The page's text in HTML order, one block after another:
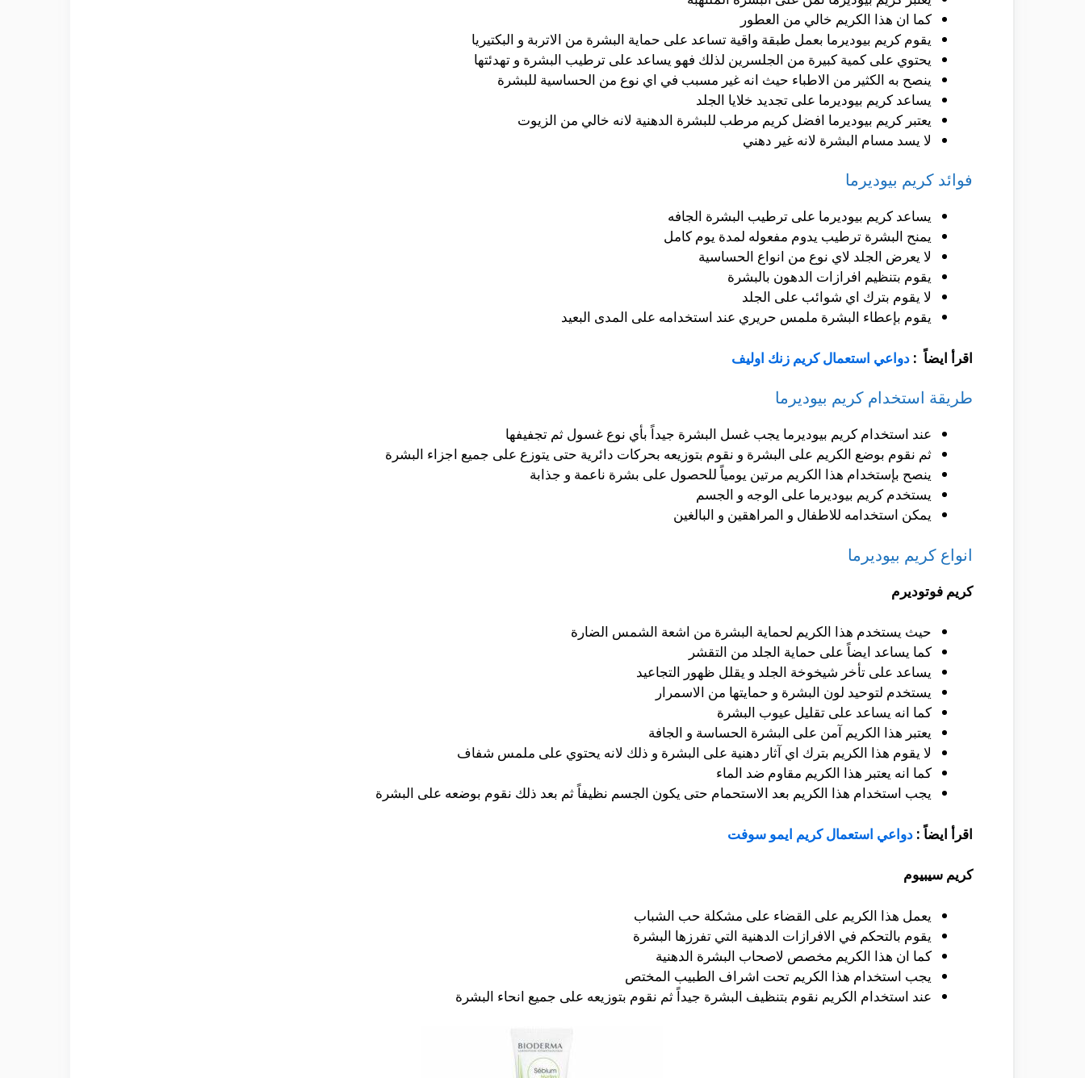
كما ان هذا الكريم خالي من العطور
يقوم كريم بيوديرما بعمل طبقة واقية تساعد على حماية البشرة من الاتربة و البكتيريا
يحتوي على كمية كبيرة من الجلسرين لذلك فهو يساعد على ترطيب البشرة و تهدئتها
ينصح به الكثير من الاطباء حيث انه غير مسبب في اي نوع من الحساسية للبشرة
يساعد كريم بيوديرما على تجديد خلايا الجلد
يعتبر كريم بيوديرما افضل كريم مرطب للبشرة الدهنية لانه خالي من الزيوت
لا يسد مسام البشرة لانه غير دهني
فوائد كريم بيوديرما
يساعد كريم بيوديرما على ترطيب البشرة الجافه
يمنح البشرة ترطيب يدوم مفعوله لمدة يوم كامل
لا يعرض الجلد لاي نوع من انواع الحساسية
يقوم بتنظيم افرازات الدهون بالبشرة
لا يقوم بترك اي شوائب على الجلد
يقوم بإعطاء البشرة ملمس حريري عند استخدامه على المدى البعيد
اقرأ ايضاً : دواعي استعمال كريم زنك اوليف
طريقة استخدام كريم بيوديرما
عند استخدام كريم بيوديرما يجب غسل البشرة جيداً بأي نوع غسول ثم تجفيفها
ثم نقوم بوضع الكريم على البشرة و نقوم بتوزيعه بحركات دائرية حتى يتوزع على جميع اجزاء البشرة
ينصح بإستخدام هذا الكريم مرتين يومياً للحصول على بشرة ناعمة و جذابة
يستخدم كريم بيوديرما على الوجه و الجسم
يمكن استخدامه للاطفال و المراهقين و البالغين
انواع كريم بيوديرما
كريم فوتوديرم
حيث يستخدم هذا الكريم لحماية البشرة من اشعة الشمس الضارة
كما يساعد ايضاً على حماية الجلد من التقشر
يساعد على تأخر شيخوخة الجلد و يقلل ظهور التجاعيد
يستخدم لتوحيد لون البشرة و حمايتها من الاسمرار
كما انه يساعد على تقليل عيوب البشرة
يعتبر هذا الكريم آمن على البشرة الحساسة و الجافة
لا يقوم هذا الكريم بترك اي آثار دهنية على البشرة و ذلك لانه يحتوي على ملمس شفاف
كما انه يعتبر هذا الكريم مقاوم ضد الماء
يجب استخدام هذا الكريم بعد الاستحمام حتى يكون الجسم نظيفاً ثم بعد ذلك نقوم بوضعه على البشرة
اقرأ ايضاً : دواعي استعمال كريم ايمو سوفت
كريم سيبيوم
يعمل هذا الكريم على القضاء على مشكلة حب الشباب
يقوم بالتحكم في الافرازات الدهنية التي تفرزها البشرة
كما ان هذا الكريم مخصص لاصحاب البشرة الدهنية
يجب استخدام هذا الكريم تحت اشراف الطبيب المختص
عند استخدام الكريم نقوم بتنظيف البشرة جيداً ثم نقوم بتوزيعه على جميع انحاء البشرة